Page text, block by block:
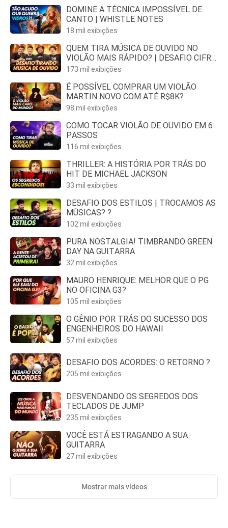
DOMINE A TÉCNICA IMPOSSÍVEL DE
CANTO | WHISTLE NOTES
18 mil exibições
QUEM TIRA MÚSICA DE OUVIDO NO
VIOLÃO MAIS RÁPIDO? | DESAFIO CIFRA
CLUB
173 mil exibições
É POSSÍVEL COMPRAR UM VIOLÃO
MARTIN NOVO COM ATÉ R$8K?
98 mil exibições
COMO TOCAR VIOLÃO DE OUVIDO EM 6
PASSOS
116 mil exibições
THRILLER: A HISTÓRIA POR TRÁS DO
HIT DE MICHAEL JACKSON
33 mil exibições
DESAFIO DOS ESTILOS | TROCAMOS AS
MÚSICAS? ?
102 mil exibições
PURA NOSTALGIA! TIMBRANDO GREEN
DAY NA GUITARRA
32 mil exibições
MAURO HENRIQUE: MELHOR QUE O PG
NO OFICINA G3?
105 mil exibições
O GÊNIO POR TRÁS DO SUCESSO DOS
ENGENHEIROS DO HAWAII
57 mil exibições
DESAFIO DOS ACORDES: O RETORNO ?
205 mil exibições
DESVENDANDO OS SEGREDOS DOS
TECLADOS DE JUMP
235 mil exibições
VOCÊ ESTÁ ESTRAGANDO A SUA
GUITARRA
27 mil exibições
Mostrar mais vídeos